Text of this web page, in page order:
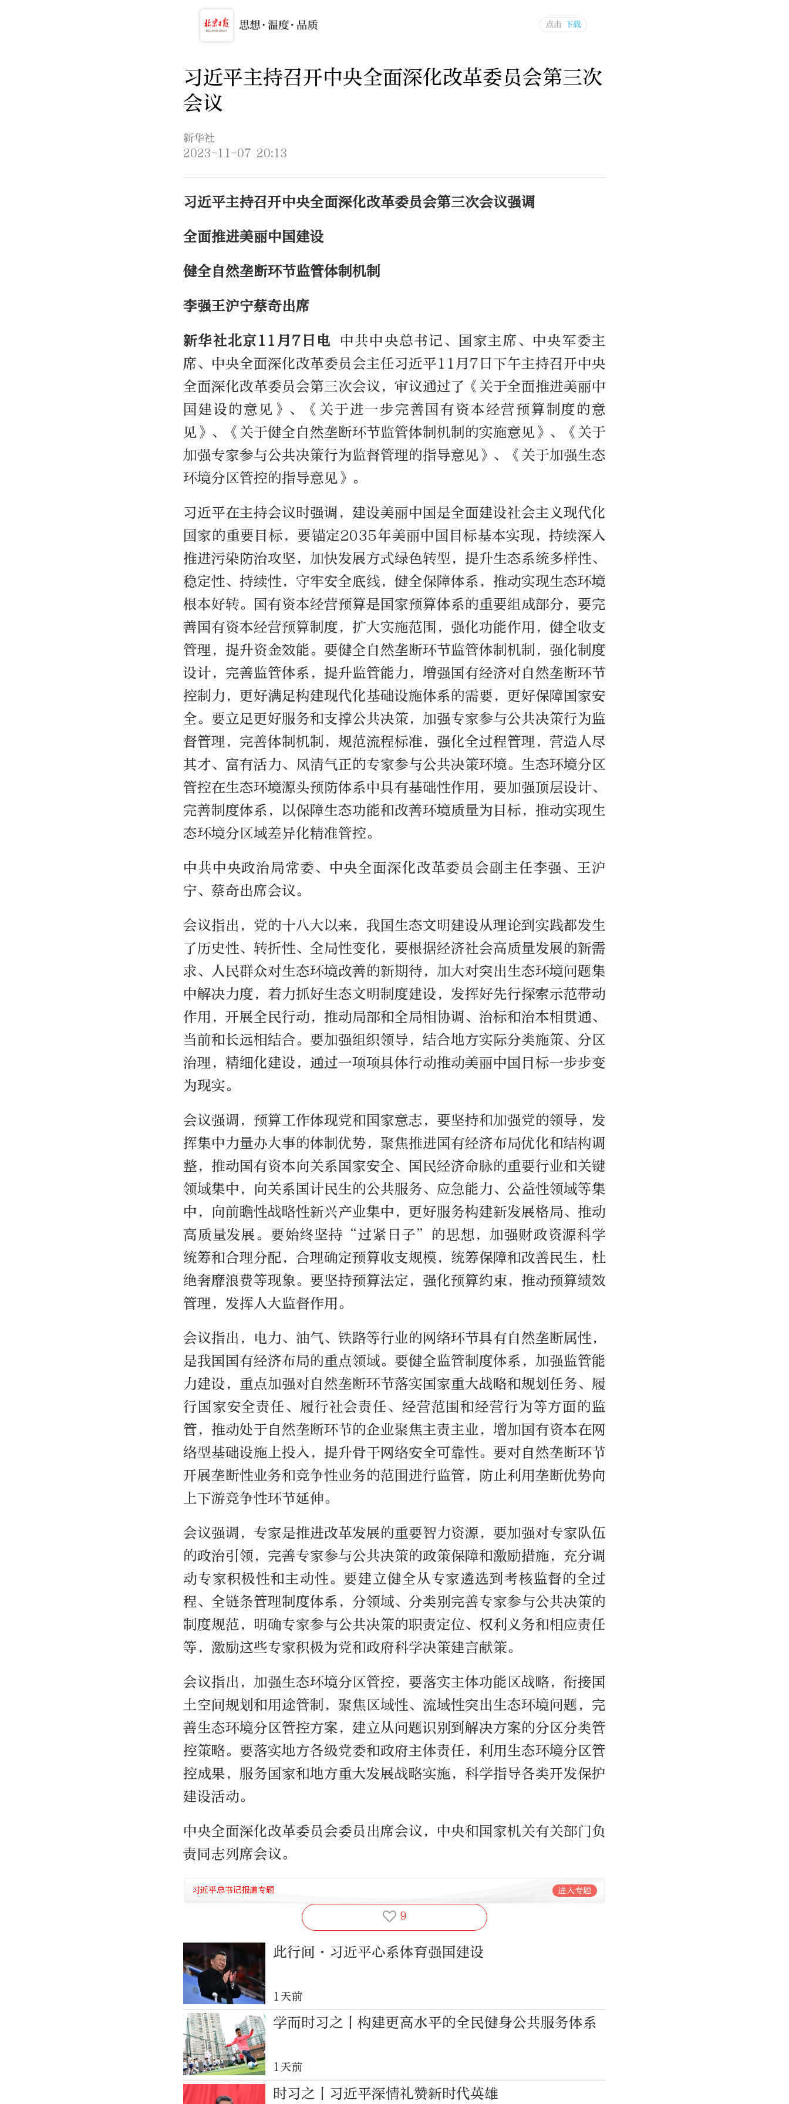
习近平主持召开中央全面深化改革委员会第三次
会议
新华社
2023-11-07 20:13
习近平主持召开中央全面深化改革委员会第三次会议强调
全面推进美丽中国建设
健全自然垄断环节监管体制机制
李强王沪宁蔡奇出席
新华社北京11月7日电 中共中央总书记、国家主席、中央军委主
席、中央全面深化改革委员会主任习近平11月7日下午主持召开中央
全面深化改革委员会第三次会议，审议通过了《关于全面推进美丽中
国建设的意见》、《关于进一步完善国有资本经营预算制度的意
见》、《关于健全自然垄断环节监管体制机制的实施意见》、《关于
加强专家参与公共决策行为监督管理的指导意见》、《关于加强生态
环境分区管控的指导意见》。
习近平在主持会议时强调，建设美丽中国是全面建设社会主义现代化
国家的重要目标，要锚定2035年美丽中国目标基本实现，持续深入
推进污染防治攻坚，加快发展方式绿色转型，提升生态系统多样性、
稳定性、持续性，守牢安全底线，健全保障体系，推动实现生态环境
根本好转。国有资本经营预算是国家预算体系的重要组成部分，要完
善国有资本经营预算制度，扩大实施范围，强化功能作用，健全收支
管理，提升资金效能。要健全自然垄断环节监管体制机制，强化制度
设计，完善监管体系，提升监管能力，增强国有经济对自然垄断环节
控制力，更好满足构建现代化基础设施体系的需要，更好保障国家安
全。要立足更好服务和支撑公共决策，加强专家参与公共决策行为监
督管理，完善体制机制，规范流程标准，强化全过程管理，营造人尽
其才、富有活力、风清气正的专家参与公共决策环境。生态环境分区
管控在生态环境源头预防体系中具有基础性作用，要加强顶层设计、
完善制度体系，以保障生态功能和改善环境质量为目标，推动实现生
态环境分区域差异化精准管控。
中共中央政治局常委、中央全面深化改革委员会副主任李强、王沪
宁、蔡奇出席会议。
会议指出，党的十八大以来，我国生态文明建设从理论到实践都发生
了历史性、转折性、全局性变化，要根据经济社会高质量发展的新需
求、人民群众对生态环境改善的新期待，加大对突出生态环境问题集
中解决力度，着力抓好生态文明制度建设，发挥好先行探索示范带动
作用，开展全民行动，推动局部和全局相协调、治标和治本相贯通、
当前和长远相结合。要加强组织领导，结合地方实际分类施策、分区
治理，精细化建设，通过一项项具体行动推动美丽中国目标一步步变
为现实。
会议强调，预算工作体现党和国家意志，要坚持和加强党的领导，发
挥集中力量办大事的体制优势，聚焦推进国有经济布局优化和结构调
整，推动国有资本向关系国家安全、国民经济命脉的重要行业和关键
领域集中，向关系国计民生的公共服务、应急能力、公益性领域等集
中，向前瞻性战略性新兴产业集中，更好服务构建新发展格局、推动
高质量发展。要始终坚持“过紧日子”的思想，加强财政资源科学
统筹和合理分配，合理确定预算收支规模，统筹保障和改善民生，杜
绝奢靡浪费等现象。要坚持预算法定，强化预算约束，推动预算绩效
管理，发挥人大监督作用。
会议指出，电力、油气、铁路等行业的网络环节具有自然垄断属性，
是我国国有经济布局的重点领域。要健全监管制度体系，加强监管能
力建设，重点加强对自然垄断环节落实国家重大战略和规划任务、履
行国家安全责任、履行社会责任、经营范围和经营行为等方面的监
管，推动处于自然垄断环节的企业聚焦主责主业，增加国有资本在网
络型基础设施上投入，提升骨干网络安全可靠性。要对自然垄断环节
开展垄断性业务和竞争性业务的范围进行监管，防止利用垄断优势向
上下游竞争性环节延伸。
会议强调，专家是推进改革发展的重要智力资源，要加强对专家队伍
的政治引领，完善专家参与公共决策的政策保障和激励措施，充分调
动专家积极性和主动性。要建立健全从专家遴选到考核监督的全过
程、全链条管理制度体系，分领域、分类别完善专家参与公共决策的
制度规范，明确专家参与公共决策的职责定位、权利义务和相应责任
等，激励这些专家积极为党和政府科学决策建言献策。
会议指出，加强生态环境分区管控，要落实主体功能区战略，衔接国
土空间规划和用途管制，聚焦区域性、流域性突出生态环境问题，完
善生态环境分区管控方案，建立从问题识别到解决方案的分区分类管
控策略。要落实地方各级党委和政府主体责任，利用生态环境分区管
控成果，服务国家和地方重大发展战略实施，科学指导各类开发保护
建设活动。
中央全面深化改革委员会委员出席会议，中央和国家机关有关部门负
责同志列席会议。
习近平总书记报道专题 进入专题
9
此行间·习近平心系体育强国建设
1天前
学而时习之丨构建更高水平的全民健身公共服务体系
1天前
时习之丨习近平深情礼赞新时代英雄